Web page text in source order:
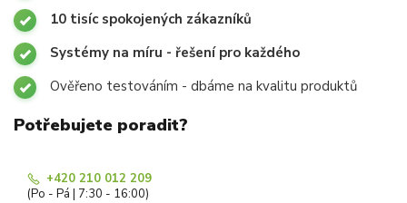
10 tisíc spokojených zákazníků
Systémy na míru - řešení pro každého
Ověřeno testováním - dbáme na kvalitu produktů
Potřebujete poradit?
+420 210 012 209
(Po - Pá | 7:30 - 16:00)